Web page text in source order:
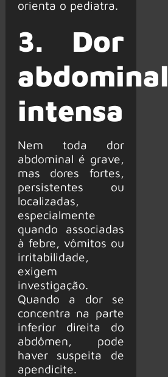
orienta o pediatra.
3. Dor
abdominal
intensa
Nem toda dor
abdominal é grave,
mas dores fortes,
persistentes ou
localizadas,
especialmente
quando associadas
à febre, vômitos ou
irritabilidade,
exigem
investigação.
Quando a dor se
concentra na parte
inferior direita do
abdômen, pode
haver suspeita de
apendicite.